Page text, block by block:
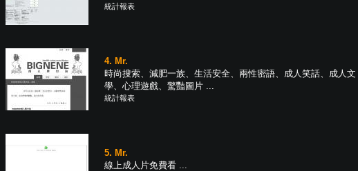
統計報表
4. Mr.
時尚搜索、減肥一族、生活安全、兩性密語、成人笑話、成人文
學、心理遊戲、驚豔圖片 ...
統計報表
5. Mr.
線上成人片免費看 ...